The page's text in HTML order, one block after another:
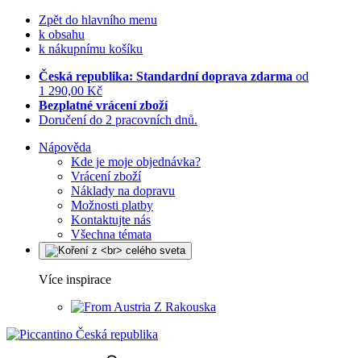
Zpět do hlavního menu
k obsahu
k nákupnímu košíku
Česká republika: Standardní doprava zdarma od
1 290,00 Kč
Bezplatné vrácení zboží
Doručení do 2 pracovních dnů.
Nápověda
Kde je moje objednávka?
Vrácení zboží
Náklady na dopravu
Možnosti platby
Kontaktujte nás
Všechna témata
Více inspirace
Z Rakouska